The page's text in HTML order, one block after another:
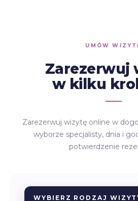
UMÓW
Zarezerwuj
w kilku
Zarezerwuj wizytę online w
wyborze specjalisty, dnia i
potwierdzenie